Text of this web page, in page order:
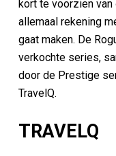
kort te voorzien
allemaal rekening
gaat maken. De
verkochte series,
door de Prestige
TravelQ.
TRAVELQ